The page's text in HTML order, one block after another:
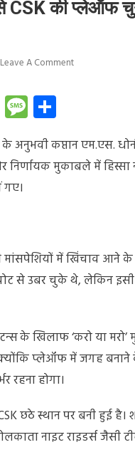
CSK की प्लेऑफ
Leave A CommentOn
CSK
की
WhatsApp
Message
के अनुभवी कप्तान एम.एस.
मुकाबले में हिस्सा
गए।
में खिंचाव आने
से उबर चुके थे, लेकिन
के खिलाफ ‘करो या
प्लेऑफ में जगह बनाने
रहना होगा।
छठे स्थान पर बनी हुई है।
नाइट राइडर्स जैसी